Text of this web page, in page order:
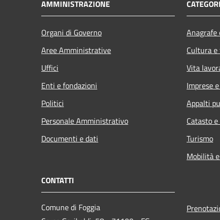
AMMINISTRAZIONE
Organi di Governo
Aree Amministrative
Uffici
Enti e fondazioni
Politici
Personale Amministrativo
Documenti e dati
Cultura
Vita
Imprese
Appalti
Catasto
Turismo
Mobilità
CONTATTI
Comune di Foggia